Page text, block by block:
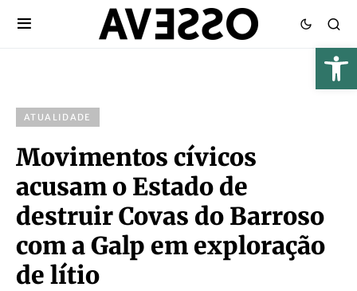
ATUALIDADE
Movimentos cívicos
acusam o Estado de
destruir Covas do Barroso
com a Galp em exploração
de lítio